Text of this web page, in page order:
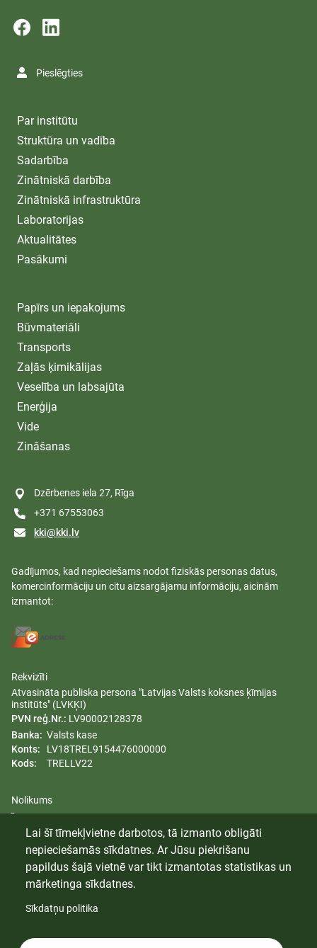
Pieslēgties
Par institūtu
Struktūra un vadība
Sadarbība
Zinātniskā darbība
Zinātniskā infrastruktūra
Laboratorijas
Aktualitātes
Pasākumi
Papīrs un iepakojums
Būvmateriāli
Transports
Zaļās ķimikālijas
Veselība un labsajūta
Enerģija
Vide
Zināšanas
Dzērbenes iela 27, Rīga
+371 67553063
kki@kki.lv
Gadījumos, kad nepieciešams nodot fiziskās personas datus,
komercinformāciju un citu aizsargājamu informāciju, aicinām
izmantot:
Rekvizīti
Atvasināta publiska persona "Latvijas Valsts koksnes ķīmijas
institūts" (LVKĶI)
PVN reģ.Nr.: LV90002128378
Banka: Valsts kase
Konts:
LV18TREL9154476000000
Kods:
TRELLV22
Nolikums
Dzimumu līdztiesības plāns
Trauksmes celšana
© 2024 Latvijas Valsts Koksnes Ķīmijas Institūts. Visas tiesības
Lai šī tīmekļvietne darbotos, tā izmanto obligāti
nepieciešamās sīkdatnes. Ar Jūsu piekrišanu
papildus šajā vietnē var tikt izmantotas statistikas un
mārketinga sīkdatnes.
Sīkdatņu politika